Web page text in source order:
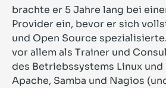
brachte er 5 Jahre lang bei
Provider ein, bevor er sich
und Open Source
vor allem als Trainer und
des Betriebssystems Linux
Apache, Samba und Nagios